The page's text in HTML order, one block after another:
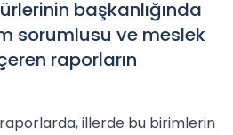
başkanlığında
sorumlusu ve meslek
raporların
illerde bu birimlerin